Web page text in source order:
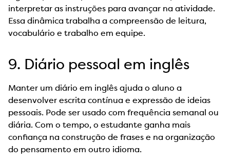
interpretar as instruções para avançar na atividade.
Essa dinâmica trabalha a compreensão de leitura,
vocabulário e trabalho em equipe.
9. Diário pessoal em inglês
Manter um diário em inglês ajuda o aluno a
desenvolver escrita contínua e expressão de ideias
pessoais. Pode ser usado com frequência semanal ou
diária. Com o tempo, o estudante ganha mais
confiança na construção de frases e na organização
do pensamento em outro idioma.